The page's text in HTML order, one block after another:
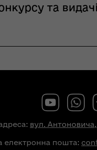
та видачі
вул. Антоновича,
електронна пошта: